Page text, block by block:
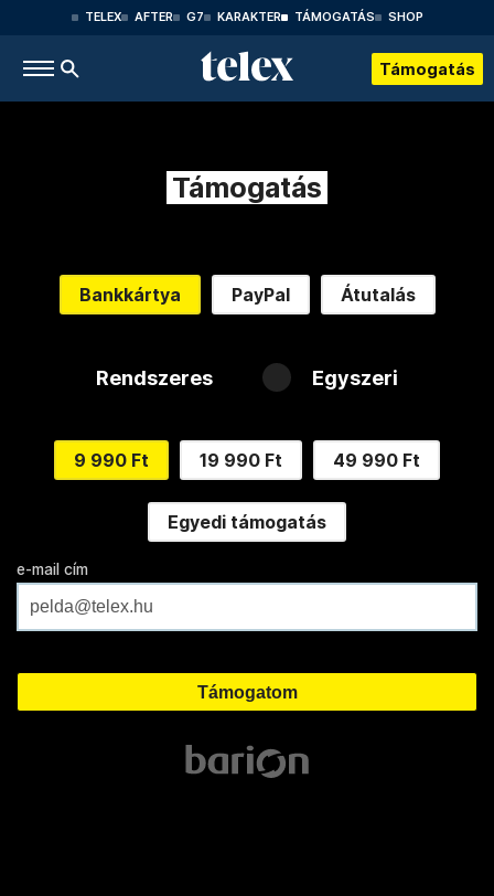
TELEX AFTER G7 KARAKTER TÁMOGATÁS SHOP
Támogatás
Támogatás
Bankkártya PayPal Átutalás
Rendszeres Egyszeri
9 990 Ft 19 990 Ft 49 990 Ft
Egyedi támogatás
e-mail cím